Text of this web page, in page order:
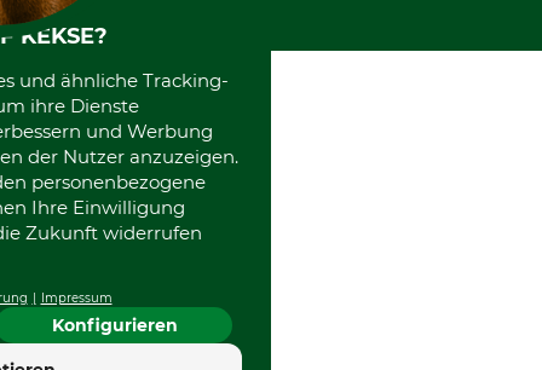
Kooperationen
KEKSE?
und ähnliche Tracking-
ihre Dienste
und Werbung
der Nutzer anzuzeigen.
personenbezogene
Ihre Einwilligung
Zukunft widerrufen
Impressum
Konfigurieren